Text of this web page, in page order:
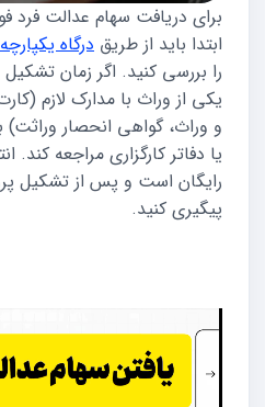
ابتدا باید از طریق درگاه
را بررسی کنید. اگر زمان تشکیل
یکی از وراث با مدارک لازم
و وراث، گواهی انحصار
یا دفاتر کارگزاری مراجعه کند.
رایگان است و پس از تشکیل
پیگیری کنید.